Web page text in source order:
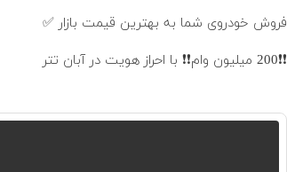
فروش خودروی شما به بهترین قیمت بازار ✅
❗❗200 میلیون وام❗❗ با احراز هویت در آبان تتر